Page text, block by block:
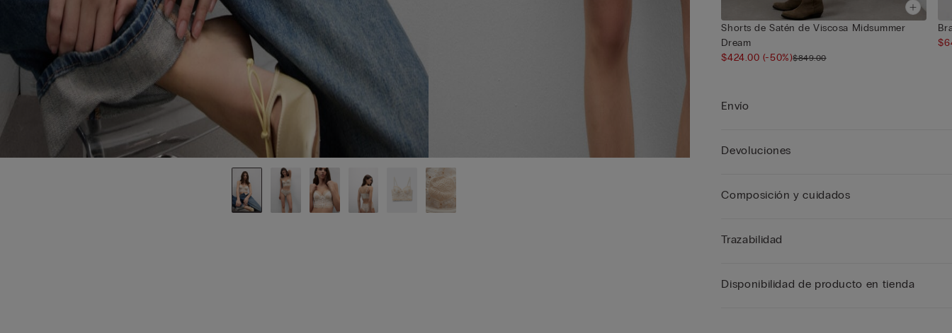
Shorts de Satén de Viscosa Midsummer
Dream
$424.00 (-50%)$849.00
Envío
Devoluciones
Composición y cuidados
Trazabilidad
Disponibilidad de producto en tienda